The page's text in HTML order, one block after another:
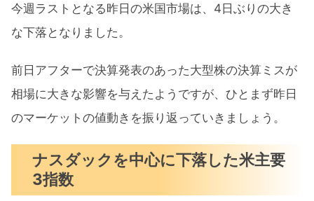
テスラめぐる裁判にマスク氏に無罪評
決
2月の注目イベントについて
注目の決算発表
REGN（リジェネロン）のQ4決算
CI（シグナ）のQ4決算
AON（エーオン）のQ4決算
今週ラストとなる昨日の米国市場は、4日ぶりの大き
な下落となりました。
前日アフターで決算発表のあった大型株の決算ミスが
相場に大きな影響を与えたようですが、ひとまず昨日
のマーケットの値動きを振り返っていきましょう。
ナスダックを中心に下落した米主要
3指数